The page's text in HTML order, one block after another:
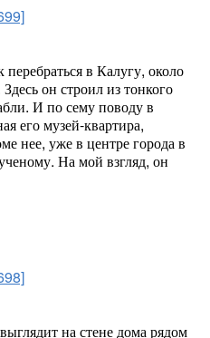
в Калугу, около
он строил из тонкого
И по сему поводу в
его музей-квартира,
нее, уже в центре города в
На мой взгляд, он
на стене дома рядом